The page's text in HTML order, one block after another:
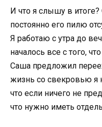
И что я слышу в итоге?
постоянно его пилю
Я работаю с утра до
началось все с того,
Саша предложил
жизнь со свекровью я
что если ничего не
что нужно иметь